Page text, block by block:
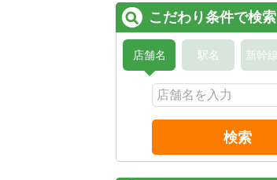
こだわり条件で検索
店舗名 駅名 新幹
検索